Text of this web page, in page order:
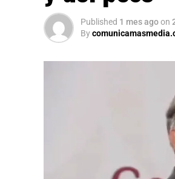
Published 1 mes agoon
By